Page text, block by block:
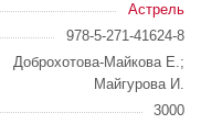
Астрель
978-5-271-41624-8
Доброхотова-Майкова Е.;
Майгурова И.
3000